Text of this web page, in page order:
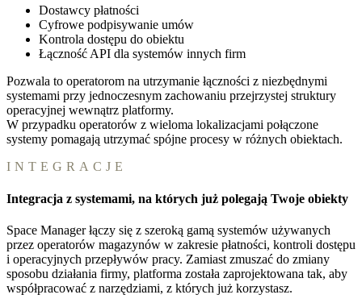
Dostawcy płatności
Cyfrowe podpisywanie umów
Kontrola dostępu do obiektu
Łączność API dla systemów innych firm
Pozwala to operatorom na utrzymanie łączności z niezbędnymi
systemami przy jednoczesnym zachowaniu przejrzystej struktury
operacyjnej wewnątrz platformy.
W przypadku operatorów z wieloma lokalizacjami połączone
systemy pomagają utrzymać spójne procesy w różnych obiektach.
INTEGRACJE
Integracja z systemami, na których już polegają Twoje obiekty
Space Manager łączy się z szeroką gamą systemów używanych
przez operatorów magazynów w zakresie płatności, kontroli dostępu
i operacyjnych przepływów pracy. Zamiast zmuszać do zmiany
sposobu działania firmy, platforma została zaprojektowana tak, aby
współpracować z narzędziami, z których już korzystasz.